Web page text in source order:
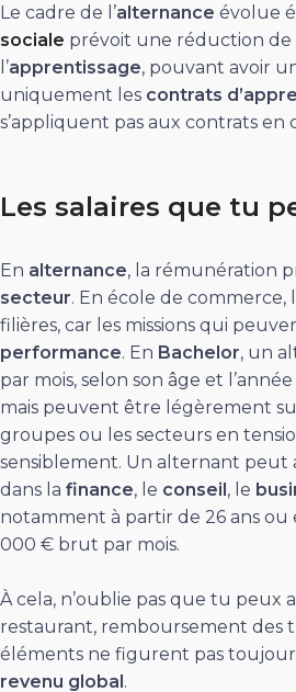
Le cadre de l’alternance évolue
sociale prévoit une réduction de
l’apprentissage, pouvant avoir
uniquement les contrats
s’appliquent pas aux contrats en
Les salaires que tu
En alternance, la rémunération
secteur. En école de
filières, car les missions qui
performance. En Bachelor, un
par mois, selon son âge et
mais peuvent être légèrement
groupes ou les secteurs en
sensiblement. Un alternant peut
dans la finance, le conseil, le
notamment à partir de 26 ans ou
000 € brut par mois.
À cela, n’oublie pas que tu peux
restaurant, remboursement des
éléments ne figurent pas
revenu global.